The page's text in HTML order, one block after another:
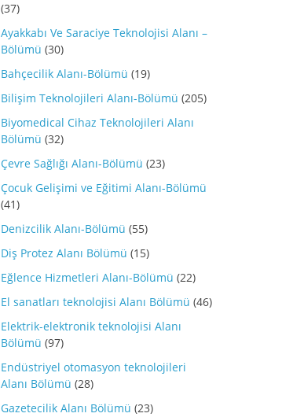
(37)
Ayakkabı Ve Saraciye Teknolojisi Alanı –
Bölümü (30)
Bahçecilik Alanı-Bölümü (19)
Bilişim Teknolojileri Alanı-Bölümü (205)
Biyomedical Cihaz Teknolojileri Alanı
Bölümü (32)
Çevre Sağlığı Alanı-Bölümü (23)
Çocuk Gelişimi ve Eğitimi Alanı-Bölümü
(41)
Denizcilik Alanı-Bölümü (55)
Diş Protez Alanı Bölümü (15)
Eğlence Hizmetleri Alanı-Bölümü (22)
El sanatları teknolojisi Alanı Bölümü (46)
Elektrik-elektronik teknolojisi Alanı
Bölümü (97)
Endüstriyel otomasyon teknolojileri
Alanı Bölümü (28)
Gazetecilik Alanı Bölümü (23)